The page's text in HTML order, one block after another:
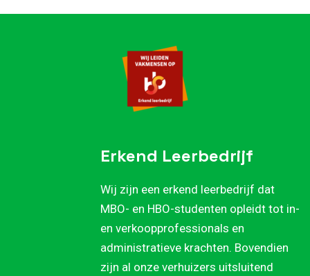
Erkend Leerbedrijf
Wij zijn een erkend leerbedrijf dat
MBO- en HBO-studenten opleidt tot in-
en verkoopprofessionals en
administratieve krachten. Bovendien
zijn al onze verhuizers uitsluitend